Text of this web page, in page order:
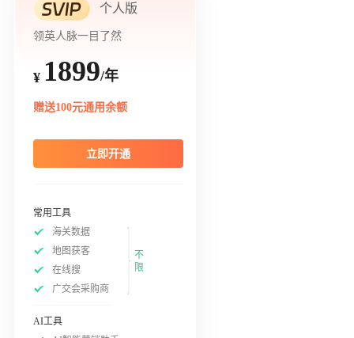
个人版
领英人脉一目了然
¥ 1899/年
赠送100元通用余额
立即开通
常用工具
海关数据
地图获客
在线搜
广交会采购商
不
限
AI工具